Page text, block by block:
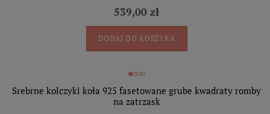
539,00 zł
DODAJ DO KOSZYKA
Srebrne kolczyki koła 925 fasetowane grube kwadraty romby
na zatrzask